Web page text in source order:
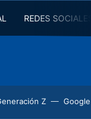
REDES
Z